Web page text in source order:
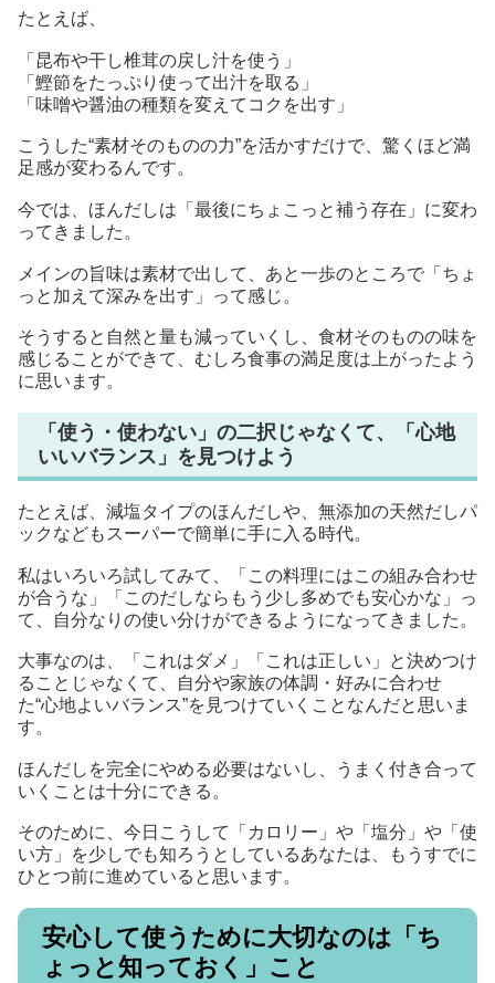
たとえば、
「昆布や干し椎茸の戻し汁を使う」
「鰹節をたっぷり使って出汁を取る」
「味噌や醤油の種類を変えてコクを出す」
こうした“素材そのものの力”を活かすだけで、驚くほど満
足感が変わるんです。
今では、ほんだしは「最後にちょこっと補う存在」に変わ
ってきました。
メインの旨味は素材で出して、あと一歩のところで「ちょ
っと加えて深みを出す」って感じ。
そうすると自然と量も減っていくし、食材そのものの味を
感じることができて、むしろ食事の満足度は上がったよう
に思います。
「使う・使わない」の二択じゃなくて、「心地
いいバランス」を見つけよう
たとえば、減塩タイプのほんだしや、無添加の天然だしパ
ックなどもスーパーで簡単に手に入る時代。
私はいろいろ試してみて、「この料理にはこの組み合わせ
が合うな」「このだしならもう少し多めでも安心かな」っ
て、自分なりの使い分けができるようになってきました。
大事なのは、「これはダメ」「これは正しい」と決めつけ
ることじゃなくて、自分や家族の体調・好みに合わせ
た“心地よいバランス”を見つけていくことなんだと思いま
す。
ほんだしを完全にやめる必要はないし、うまく付き合って
いくことは十分にできる。
そのために、今日こうして「カロリー」や「塩分」や「使
い方」を少しでも知ろうとしているあなたは、もうすでに
ひとつ前に進めていると思います。
安心して使うために大切なのは「ち
ょっと知っておく」こと